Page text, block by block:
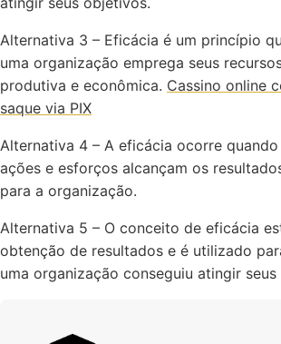
Alternativa 3 – Eficácia é um princípio
uma organização emprega seus
produtiva e econômica. Cassino online
saque via PIX
Alternativa 4 – A eficácia ocorre
ações e esforços alcançam os
para a organização.
Alternativa 5 – O conceito de eficácia
obtenção de resultados e é utilizado
uma organização conseguiu atingir